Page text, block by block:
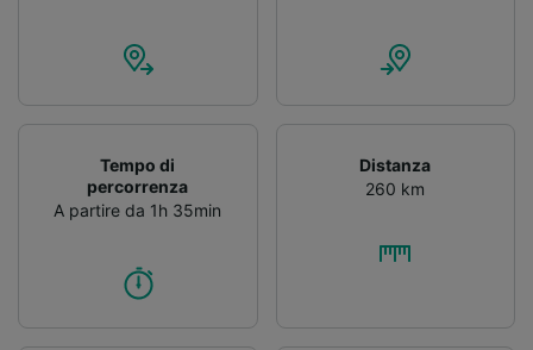
Tempo di
percorrenza
A partire da 1h 35min
Distanza
260 km